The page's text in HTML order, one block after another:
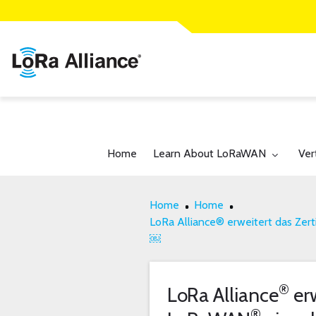
Home Toggle submenu for:
Learn About LoRaWAN
Home
Home
LoRa Alliance® erweitert das
￼
LoRa Alliance®